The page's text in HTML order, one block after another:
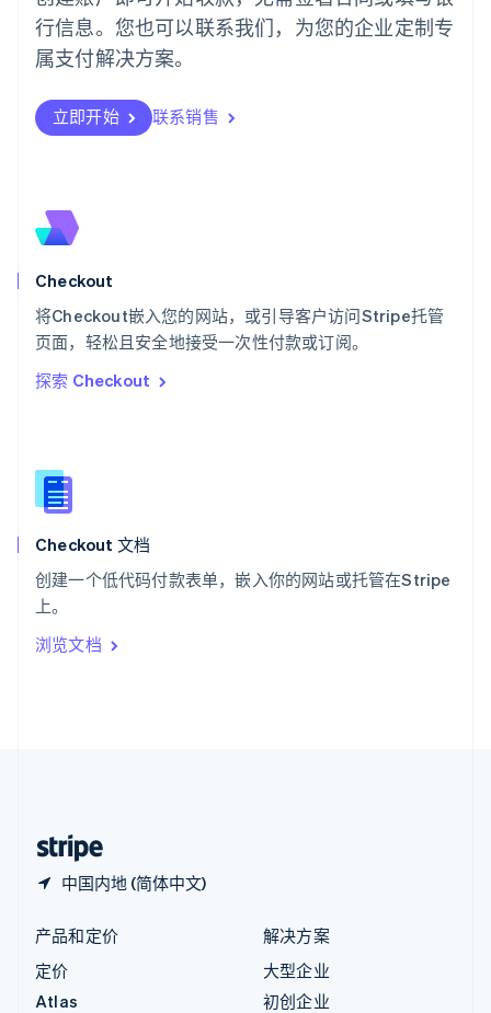
行信息。您也可以联系我们，为您的企业定制专
属支付解决方案。
立即开始 联系销售
Checkout
将Checkout嵌入您的网站，或引导客户访问Stripe托管
页面，轻松且安全地接受一次性付款或订阅。
探索 Checkout
Checkout 文档
创建一个低代码付款表单，嵌入你的网站或托管在Stripe
上。
浏览文档
中国内地 (简体中文)
葡萄牙
PortuguêsEnglish
日本
瑞典
Svenska English
瑞士
English
斯洛伐克
English
斯洛文尼亚
泰国
ไทยEnglish
English
English
新西兰
匈牙利
意大利
印度
English
产品和定价
定价
Atlas
解决方案
大型企业
初创企业